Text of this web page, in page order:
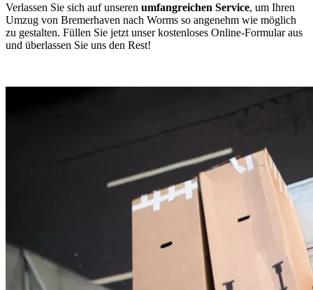
Verlassen Sie sich auf unseren umfangreichen Service, um Ihren
Umzug von Bremerhaven nach Worms so angenehm wie möglich
zu gestalten. Füllen Sie jetzt unser kostenloses Online-Formular aus
und überlassen Sie uns den Rest!